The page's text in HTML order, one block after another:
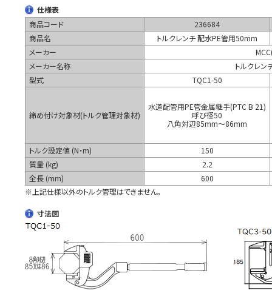
仕様表
商品コード
236684
商品名
トルクレンチ 配水PE管用50mm
メーカー
メーカー名称
トルクレ
型式
TQC1-50
締め付け対象材(トルク管理対象材)
水道配管用PE管金属継手(PTC B 21)
呼び径50
八角対辺85mm～86mm
トルク設定値 (N・m)
150
質量 (kg)
2.2
全長 (mm)
600
※上記仕様以外のトルク管理はできません。
寸法図